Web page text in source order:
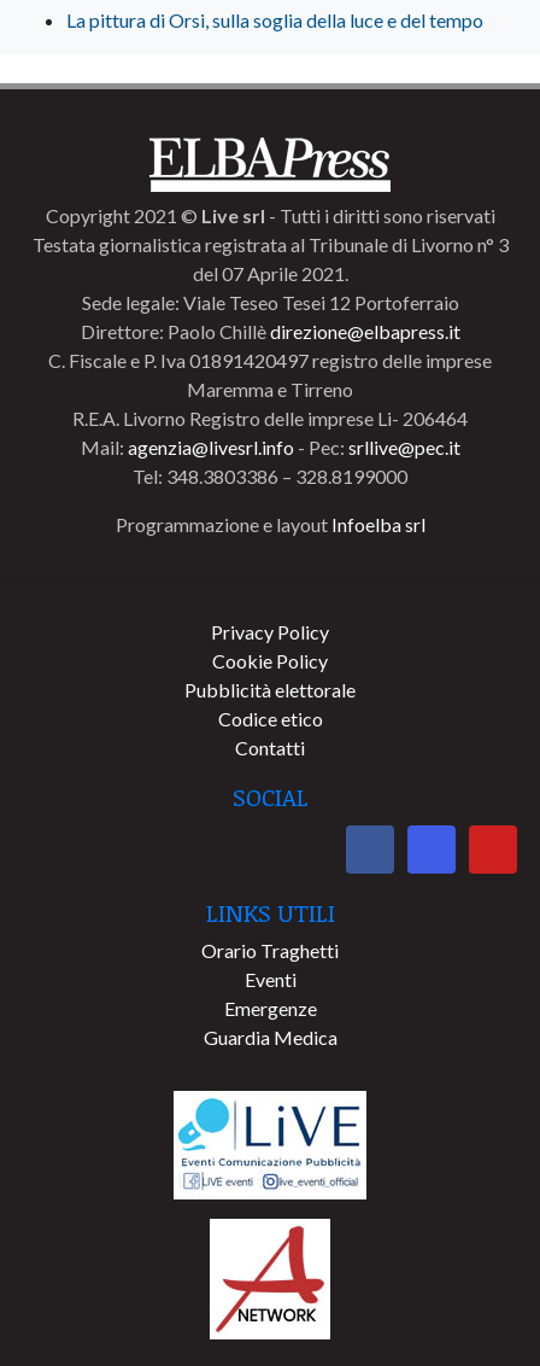
La pittura di Orsi, sulla soglia della luce e del tempo
Copyright 2021 © Live srl - Tutti i diritti sono riservati
Testata giornalistica registrata al Tribunale di Livorno n° 3
del 07 Aprile 2021.
Sede legale: Viale Teseo Tesei 12 Portoferraio
Direttore: Paolo Chillèdirezione@elbapress.it
C. Fiscale e P. Iva 01891420497 registro delle imprese
Maremma e Tirreno
R.E.A. Livorno Registro delle imprese Li- 206464
Mail: agenzia@livesrl.info - Pec: srllive@pec.it
Tel: 348.3803386 – 328.8199000
Programmazione e layout Infoelba srl
Privacy Policy
Cookie Policy
Pubblicità elettorale
Codice etico
Contatti
SOCIAL
LINKS UTILI
Orario Traghetti
Eventi
Emergenze
Guardia Medica